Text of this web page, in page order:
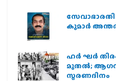
കുമാർ
ഹര്‍ ഘര്‍
മുതല്‍; ആഗസ്ത്
സ്മരണദിനം